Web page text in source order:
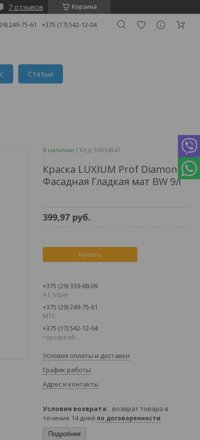
Корзина
7 отзывов
249-75-61 +375 (17) 542-12-04
Статьи
В наличии Код: 50034547
Краска LUXIUM Prof Diamond
Фасадная Гладкая мат BW 9л
399,97 руб.
Купить
+375 (29) 339-88-09
A1, Viber
+375 (29) 249-75-61
МТС
+375 (17) 542-12-04
городской
Условия оплаты и доставки
График работы
Адрес и контакты
возврат товара в
течение 14 дней по договоренности
Подробнее